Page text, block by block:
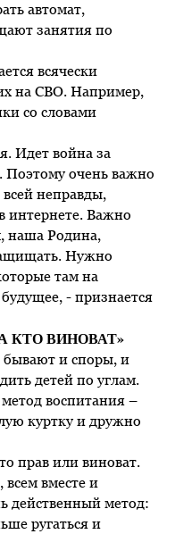
автомат,
занятия по
всячески
на СВО. Например,
со словами
Идет война за
очень важно
неправды,
интернете. Важно
наша Родина,
Нужно
там на
- признается
КТО ВИНОВАТ»
бывают и споры, и
детей по углам.
воспитания –
куртку и дружно
прав или виноват.
всем вместе и
действенный метод:
ругаться и